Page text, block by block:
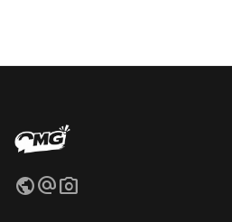
publicalternate_emailphoto_camera